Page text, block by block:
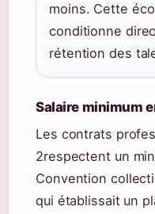
moins. Cette
conditionne
rétention des
Salaire minimum
Les contrats
2respectent un
Convention
qui établissait un